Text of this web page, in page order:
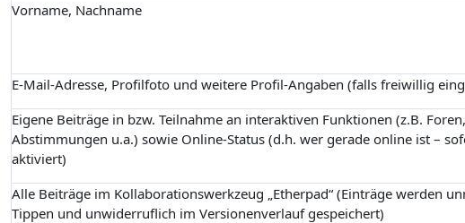
Vorname, Nachname
E-Mail-Adresse, Profilfoto und weitere Profil-Angaben (falls freiwillig
Eigene Beiträge in bzw. Teilnahme an interaktiven Funktionen (z.B.
Abstimmungen u.a.) sowie Online-Status (d.h. wer gerade online ist –
aktiviert)
Alle Beiträge im Kollaborationswerkzeug „Etherpad“ (Einträge werden
Tippen und unwiderruflich im Versionenverlauf gespeichert)